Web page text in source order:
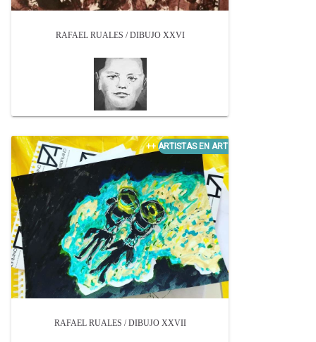
RAFAEL RUALES / DIBUJO XXVI
RAFAEL RUALES / DIBUJO XXVII